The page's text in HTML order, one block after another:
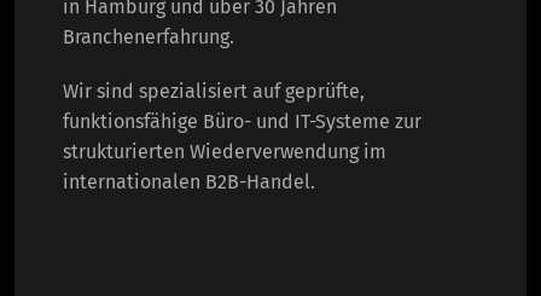
in Hamburg und über 30 Jahren
Branchenerfahrung.
Wir sind spezialisiert auf geprüfte,
funktionsfähige Büro- und IT-Systeme zur
strukturierten Wiederverwendung im
internationalen B2B-Handel.